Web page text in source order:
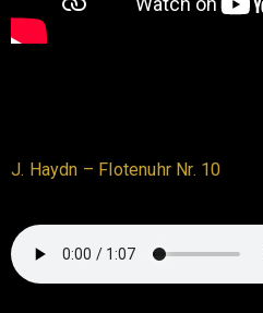
J. Haydn – Flotenuhr Nr. 10